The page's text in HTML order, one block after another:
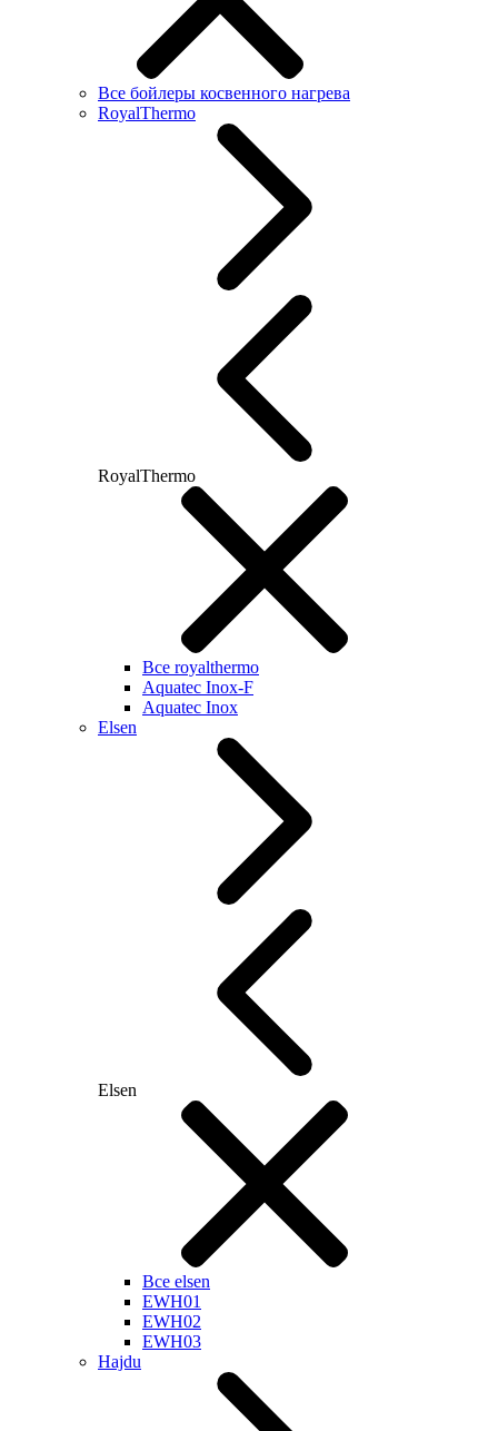
Все бойлеры косвенного нагрева
RoyalThermo
RoyalThermo
Все royalthermo
Aquatec Inox-F
Aquatec Inox
Elsen
Elsen
Все elsen
EWH01
EWH02
EWH03
Hajdu